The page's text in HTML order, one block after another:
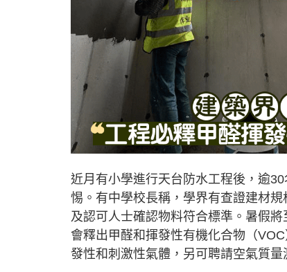
近月有小學進行天台防水工程後，逾
惕。有中學校長稱，學界有查證建材
及認可人士確認物料符合標準。暑假
會釋出甲醛和揮發性有機化合物（
發性和刺激性氣體，另可聘請空氣質